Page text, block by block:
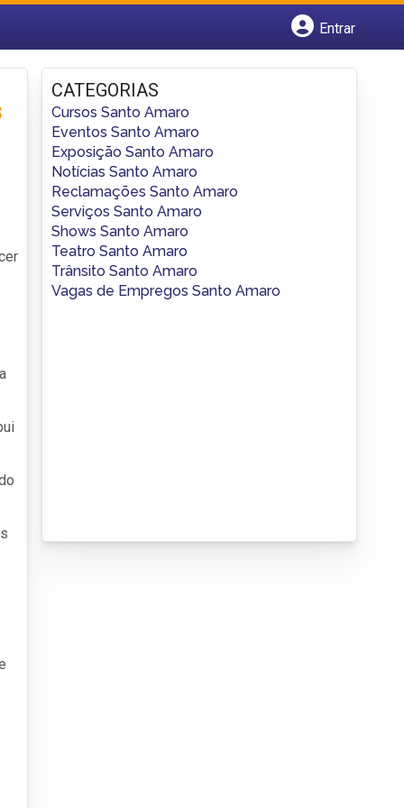
Entrar
Fazer login
Criar conta
CATEGORIAS
Cursos Santo Amaro
Eventos Santo Amaro
Exposição Santo Amaro
Notícias Santo Amaro
Reclamações Santo Amaro
Serviços Santo Amaro
Shows Santo Amaro
Teatro Santo Amaro
Trânsito Santo Amaro
Vagas de Empregos Santo Amaro